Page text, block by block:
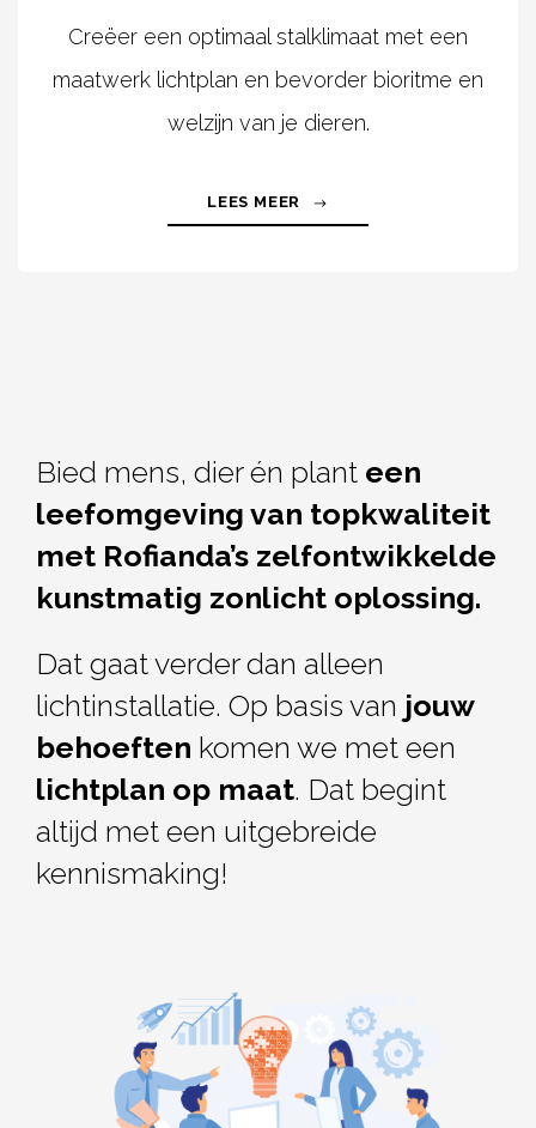
Creëer een optimaal stalklimaat met een
maatwerk lichtplan en bevorder bioritme en
welzijn van je dieren.
LEES MEER
Bied mens, dier én plant een
leefomgeving van topkwaliteit
met Rofianda’s zelfontwikkelde
kunstmatig zonlicht oplossing.
Dat gaat verder dan alleen
lichtinstallatie. Op basis van jouw
behoeften komen we met een
lichtplan op maat. Dat begint
altijd met een uitgebreide
kennismaking!